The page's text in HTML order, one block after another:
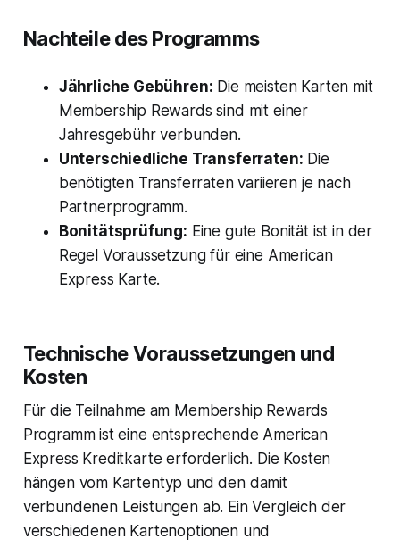
Nachteile des Programms
Jährliche Gebühren: Die meisten Karten mit
Membership Rewards sind mit einer
Jahresgebühr verbunden.
Unterschiedliche Transferraten: Die
benötigten Transferraten variieren je nach
Partnerprogramm.
Bonitätsprüfung: Eine gute Bonität ist in der
Regel Voraussetzung für eine American
Express Karte.
Technische Voraussetzungen und
Kosten
Für die Teilnahme am Membership Rewards
Programm ist eine entsprechende American
Express Kreditkarte erforderlich. Die Kosten
hängen vom Kartentyp und den damit
verbundenen Leistungen ab. Ein Vergleich der
verschiedenen Kartenoptionen und